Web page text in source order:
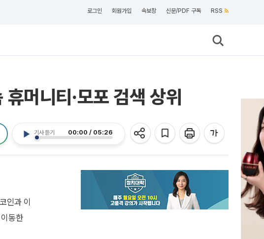
로그인 회원가입 속보창 신문/PDF 구독 RSS
머니티·모포 검색 상위
기사 듣기 00:00 / 05:26
인과 이
동한